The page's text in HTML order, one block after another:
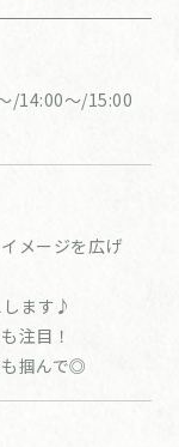
/14:00～/15:00
メージを広げ
します♪
注目！
掴んで◎